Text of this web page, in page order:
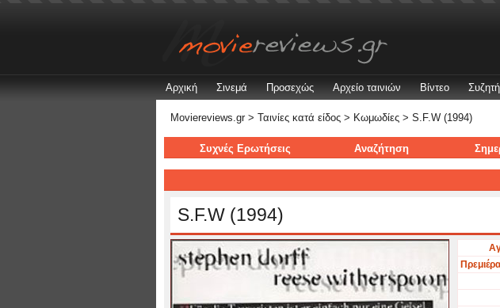
Αρχική Σινεμά Προσεχώς Αρχείο ταινιών Βίντεο
Moviereviews.gr > Ταινίες κατά είδος > Κωμωδίες > S.F.W (1994)
Συχνές Ερωτήσεις Αναζήτηση
S.F.W (1994)